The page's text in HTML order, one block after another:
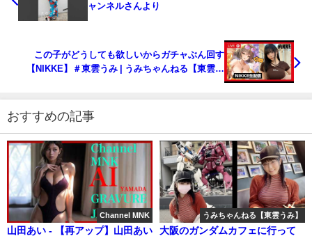
ャンネルさんより
この子がどうしても欲しいからガチャぶん回す
【NIKKE】＃東雲うみ | うみちゃんねる【東雲う
おすすめの記事
Channel MNK
山田あい - 【再アップ】山田あい
うみちゃんねる【東雲うみ】
大阪のガンダムカフェに行って